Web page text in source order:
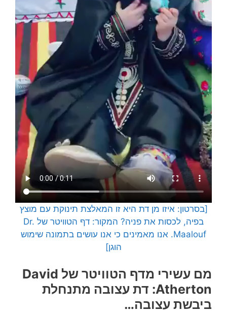
[בסרטון: איזו מן דת היא זו המאלצת תינוקת עם מוצץ
בפיה, לכסות את פניה? המקור: דף הטוויטר של Dr.
Maalouf. אנו מאמינים כי אנו עושים בתמונה שימוש
הוגן]
מם עשירי מדף הטוויטר של David
Atherton: דת עצובה מתנחלת
ביבשת עצובה…